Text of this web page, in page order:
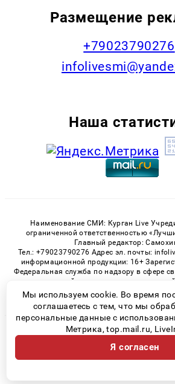
Размещение
+79023790276
Наша
Наименование СМИ: Курган Live
ограниченной ответственностью
Главный редактор:
Тел.: +79023790276 Адрес эл. почты:
информационной продукции: 16+
Федеральная служба по надзору в сфере
технологий и массовых
Регистрационный номер СМИ ЭЛ № ФС 77 -
© 2026 «Kurgan-Live» | Все права
Возрастная категория
Политика
Мы используем cookie. Во время
соглашаетесь с тем, что мы
персональные данные с
Метрика, top.mail.ru,
Я согласен